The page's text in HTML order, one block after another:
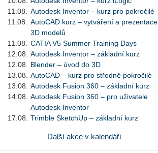
11.08.
Autodesk Inventor – kurz pro pokročilé
11.08.
AutoCAD kurz – vytváření a prezentace
3D modelů
11.08.
CATIA V5 Summer Training Days
12.08.
Autodesk Inventor – základní kurz
12.08.
Blender – úvod do 3D
13.08.
AutoCAD – kurz pro středně pokročilé
13.08.
Autodesk Fusion 360 – základní kurz
14.08.
Autodesk Fusion 360 – pro uživatele
Autodesk Inventor
17.08.
Trimble SketchUp – základní kurz
Další akce v kalendáři